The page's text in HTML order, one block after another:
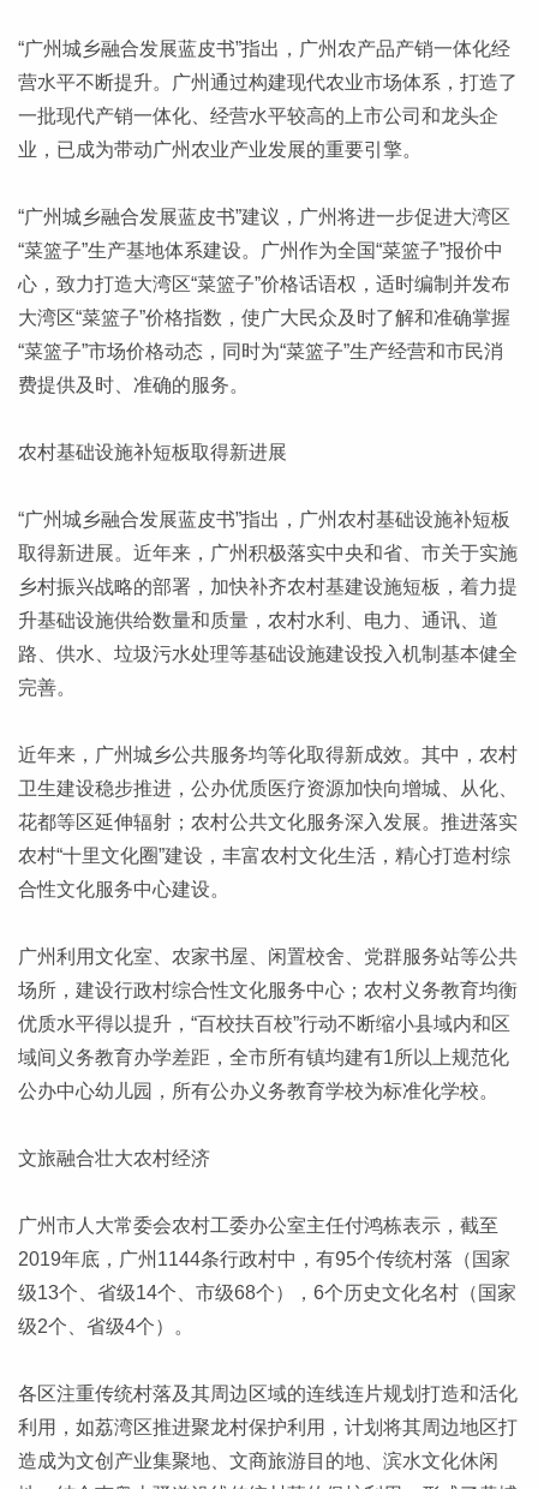
“广州城乡融合发展蓝皮书”指出，广州农产品产销一体化经
营水平不断提升。广州通过构建现代农业市场体系，打造了
一批现代产销一体化、经营水平较高的上市公司和龙头企
业，已成为带动广州农业产业发展的重要引擎。
“广州城乡融合发展蓝皮书”建议，广州将进一步促进大湾区
“菜篮子”生产基地体系建设。广州作为全国“菜篮子”报价中
心，致力打造大湾区“菜篮子”价格话语权，适时编制并发布
大湾区“菜篮子”价格指数，使广大民众及时了解和准确掌握
“菜篮子”市场价格动态，同时为“菜篮子”生产经营和市民消
费提供及时、准确的服务。
农村基础设施补短板取得新进展
“广州城乡融合发展蓝皮书”指出，广州农村基础设施补短板
取得新进展。近年来，广州积极落实中央和省、市关于实施
乡村振兴战略的部署，加快补齐农村基建设施短板，着力提
升基础设施供给数量和质量，农村水利、电力、通讯、道
路、供水、垃圾污水处理等基础设施建设投入机制基本健全
完善。
近年来，广州城乡公共服务均等化取得新成效。其中，农村
卫生建设稳步推进，公办优质医疗资源加快向增城、从化、
花都等区延伸辐射；农村公共文化服务深入发展。推进落实
农村“十里文化圈”建设，丰富农村文化生活，精心打造村综
合性文化服务中心建设。
广州利用文化室、农家书屋、闲置校舍、党群服务站等公共
场所，建设行政村综合性文化服务中心；农村义务教育均衡
优质水平得以提升，“百校扶百校”行动不断缩小县域内和区
域间义务教育办学差距，全市所有镇均建有1所以上规范化
公办中心幼儿园，所有公办义务教育学校为标准化学校。
文旅融合壮大农村经济
广州市人大常委会农村工委办公室主任付鸿栋表示，截至
2019年底，广州1144条行政村中，有95个传统村落（国家
级13个、省级14个、市级68个），6个历史文化名村（国家
级2个、省级4个）。
各区注重传统村落及其周边区域的连线连片规划打造和活化
利用，如荔湾区推进聚龙村保护利用，计划将其周边地区打
造成为文创产业集聚地、文商旅游目的地、滨水文化休闲